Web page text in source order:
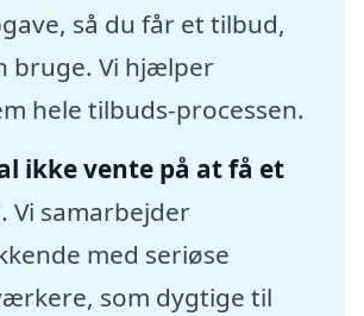
så du får et tilbud,
bruge. Vi hjælper
hele tilbuds-processen.
ikke vente på at få et
. Vi samarbejder
med seriøse
som dygtige til